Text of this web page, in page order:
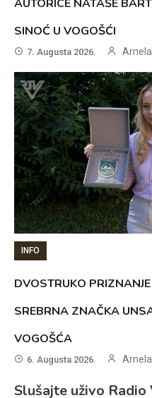
AUTORICE NATAŠE
SINOĆ U VOGOŠĆI
7. Augusta 2026.
INFO
DVOSTRUKO
SREBRNA ZNAČKA
VOGOŠĆA
6. Augusta 2026.
Slušajte uživo